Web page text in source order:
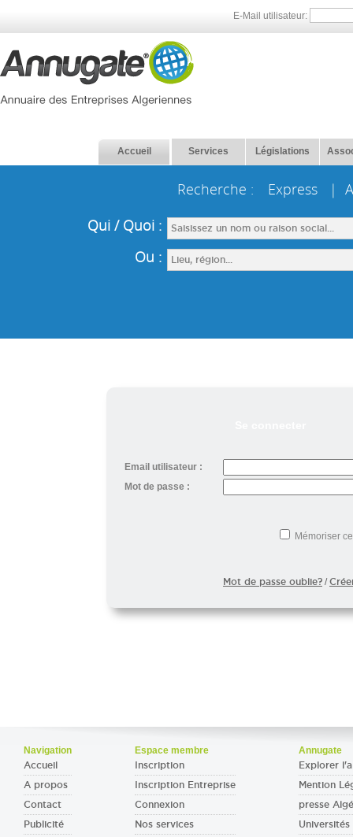
E-Mail utilisateur:
Accueil Services Législations
Email utilisateur :
Mot de passe :
Mémoriser
Mot de passe oublie? /
Navigation
Accueil
A propos
Contact
Publicité
Espace membre
Inscription
Inscription Entreprise
Connexion
Nos services
Annugate
Explorer
Mention
presse